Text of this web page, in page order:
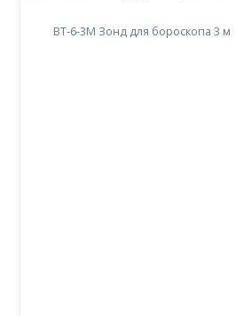
BT-6-3М Зонд для бороскопа 3 м